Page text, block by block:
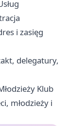
i zasięg
delegatury,
Klub
młodzieży i